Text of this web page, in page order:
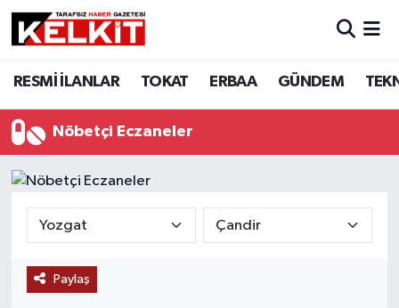
RESMİ İLANLAR TOKAT ERBAA GÜNDEM
Nöbetçi Eczaneler
Paylaş